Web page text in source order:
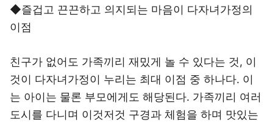
◆즐겁고 끈끈하고 의지되는 마음이 다자녀가정의
이점
친구가 없어도 가족끼리 재밌게 놀 수 있다는 것, 이
것이 다자녀가정이 누리는 최대 이점 중 하나다. 이
는 아이는 물론 부모에게도 해당된다. 가족끼리 여러
도시를 다니며 이것저것 구경과 체험을 하며 맛있는